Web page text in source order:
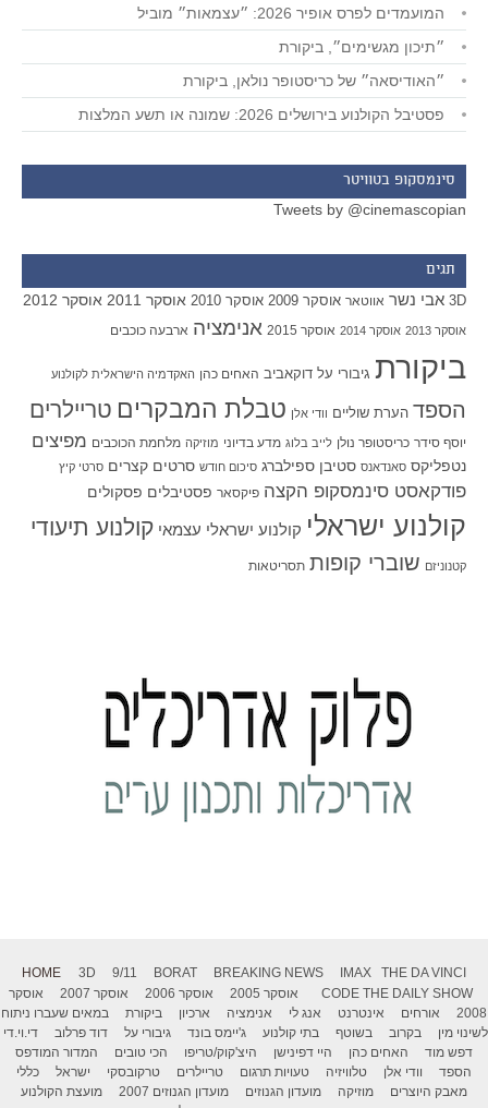
המועמדים לפרס אופיר 2026: ״עצמאות״ מוביל
״תיכון מגשימים״, ביקורת
״האודיסאה״ של כריסטופר נולאן, ביקורת
פסטיבל הקולנוע בירושלים 2026: שמונה או תשע המלצות
סינמסקופ בטוויטר
Tweets by @cinemascopian
תגים
3D אבי נשר אווטאר אוסקר 2009 אוסקר 2010 אוסקר 2011 אוסקר 2012
אוסקר 2013 אוסקר 2014 אוסקר 2015 אנימציה ארבעה כוכבים
ביקורת גיבורי על דוקאביב האחים כהן האקדמיה הישראלית לקולנוע
הספד הערת שוליים וודי אלן טבלת המבקרים טריילרים
יוסף סידר כריסטופר נולן לייב בלוג מדע בדיוני מוזיקה מלחמת הכוכבים מפיצים
נטפליקס סאנדאנס סטיבן ספילברג סיכום חודש סרטים קצרים סרטי קיץ
פודקאסט סינמסקופ הקצה פיקסאר פסטיבלים פסקולים
קולנוע ישראלי קולנוע ישראלי עצמאי קולנוע תיעודי
קטנוניזם שוברי קופות תסריטאות
HOME 3D 9/11 BORAT BREAKING NEWS IMAX
THE DA VINCI
CODE THE DAILY SHOW אוסקר 2005 אוסקר 2006 אוסקר 2007
אוסקר
2008
אורחים אינטרנט אנג לי אנימציה ארכיון ביקורת
במאים שעברו ניתוח
לשינוי מין
בקרוב בשוטף בתי קולנוע ג'יימס בונד גיבורי על דוד פרלוב
די.וי.די
דפש מוד
האחים כהן היי דפינישן היצ'קוק/טריפו הכי טובים
המדור המודפס
הספד
וודי אלן טלוויזיה טעויות תרגום טריילרים טרקובסקי ישראל
כללי
מאבק היוצרים
מוזיקה מועדון הגנוזים מועדון הגנוזים 2007
מועצת הקולנוע